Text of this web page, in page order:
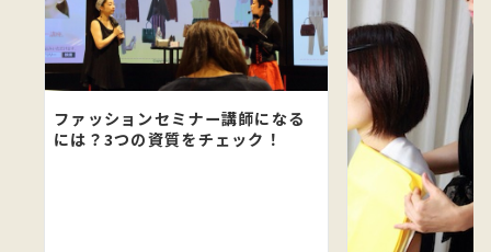
ファッションセミナー講師になる
には？3つの資質をチェック！